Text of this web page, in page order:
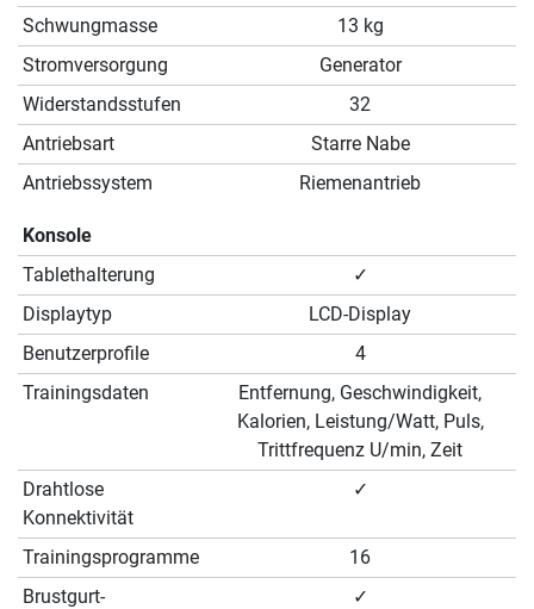
Schwungmasse
13 kg
Stromversorgung
Generator
Widerstandsstufen
32
Antriebsart
Starre Nabe
Antriebssystem
Riemenantrieb
Konsole
Tablethalterung
✓
Displaytyp
LCD-Display
Benutzerprofile
4
Trainingsdaten
Entfernung, Geschwindigkeit,
Kalorien, Leistung/Watt, Puls,
Trittfrequenz U/min, Zeit
Drahtlose
Konnektivität
✓
Trainingsprogramme
16
Brustgurt-
✓